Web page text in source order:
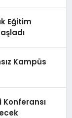
Eğitim
Kampüs
Konferansı